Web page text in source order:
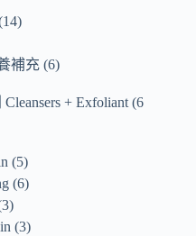
14
補充 6
+ Exfoliant 6
5
6
3
3